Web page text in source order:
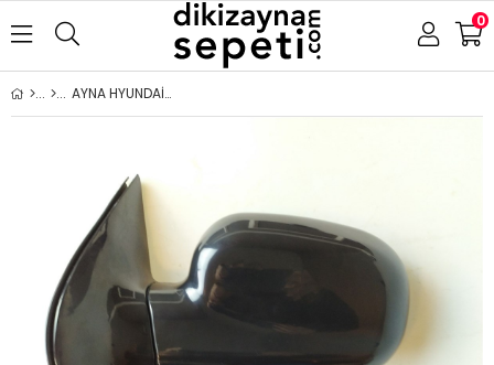
0
AYNA HYUNDAİ SANTA FEE 2000-2006 ELEKTRİKLİ ISITMALI SOL